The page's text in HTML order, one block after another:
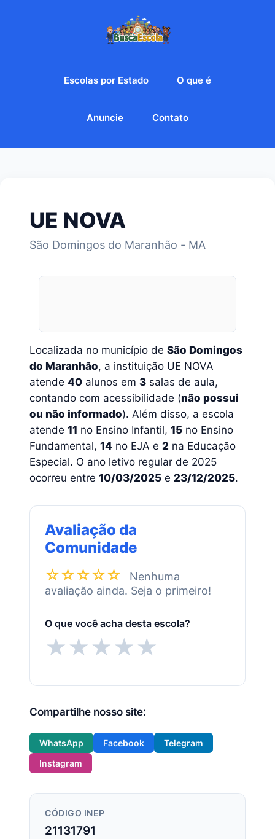
Escolas por Estado O que é
Anuncie Contato
UE NOVA
São Domingos do Maranhão - MA
Localizada no município de São Domingos
do Maranhão, a instituição UE NOVA
atende 40 alunos em 3 salas de aula,
contando com acessibilidade (não possui
ou não informado). Além disso, a escola
atende 11 no Ensino Infantil, 15 no Ensino
Fundamental, 14 no EJA e 2 na Educação
Especial. O ano letivo regular de 2025
ocorreu entre 10/03/2025 e 23/12/2025.
Avaliação da
Comunidade
☆☆☆☆☆
Nenhuma
avaliação ainda. Seja o primeiro!
O que você acha desta escola?
★★★★★
Compartilhe nosso site:
WhatsApp Facebook
Telegram
Instagram
CÓDIGO INEP
21131791